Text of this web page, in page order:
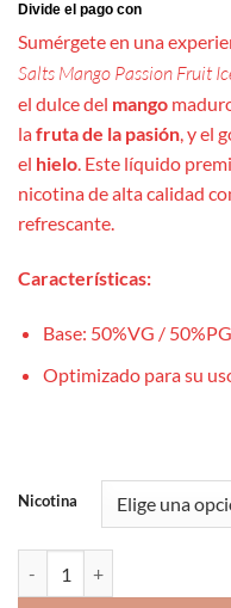
Sumérgete en una
Salts Mango Passion Fruit
el dulce del mango
lafruta de la pasión, y el
el hielo. Este líquido
nicotina de alta calidad
refrescante.
Características:
Base: 50%VG / 50%PG
Optimizado para su
Nicotina